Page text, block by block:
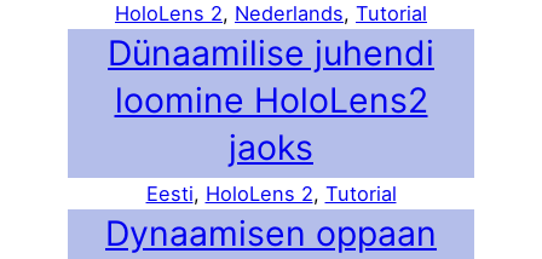
HoloLens 2, Nederlands, Tutorial
Dünaamilise juhendi
loomine HoloLens2
jaoks
Eesti, HoloLens 2, Tutorial
Dynaamisen oppaan